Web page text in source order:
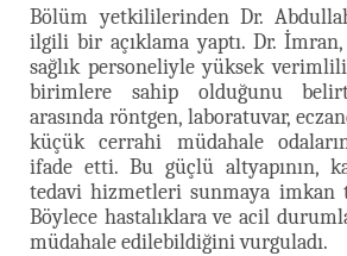
Bölüm yetkililerinden Dr.
ilgili bir açıklama yaptı. Dr.
sağlık personeliyle yüksek
birimlere sahip olduğunu
arasında röntgen, laboratuvar,
küçük cerrahi müdahale
ifade etti. Bu güçlü altyapının,
tedavi hizmetleri sunmaya imkan
Böylece hastalıklara ve acil
müdahale edilebildiğini vurguladı.